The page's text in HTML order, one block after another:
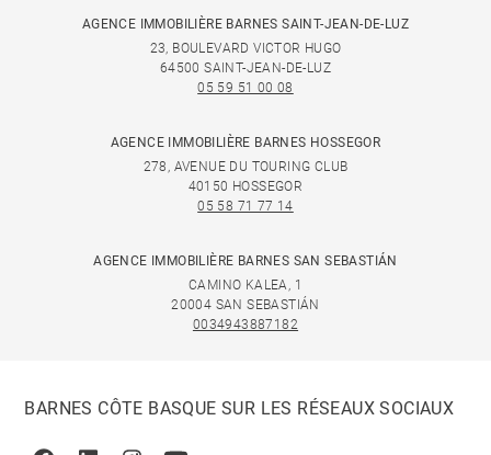
AGENCE IMMOBILIÈRE BARNES SAINT-JEAN-DE-LUZ
23, BOULEVARD VICTOR HUGO
64500 SAINT-JEAN-DE-LUZ
05 59 51 00 08
AGENCE IMMOBILIÈRE BARNES HOSSEGOR
278, AVENUE DU TOURING CLUB
40150 HOSSEGOR
05 58 71 77 14
AGENCE IMMOBILIÈRE BARNES SAN SEBASTIÁN
CAMINO KALEA, 1
20004 SAN SEBASTIÁN
0034943887182
BARNES CÔTE BASQUE SUR LES RÉSEAUX SOCIAUX